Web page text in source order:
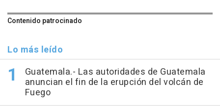
Contenido patrocinado
Lo más leído
Guatemala.- Las autoridades de Guatemala
anuncian el fin de la erupción del volcán de
Fuego